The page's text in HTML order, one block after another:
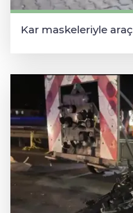
Kar maskeleriyle